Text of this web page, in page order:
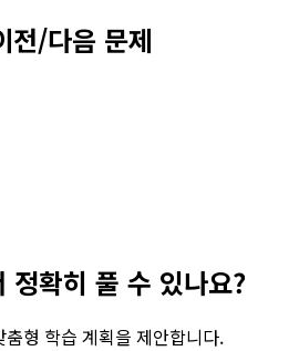
전/다음 문제
정확히 풀 수 있나요?
형 학습 계획을 제안합니다.